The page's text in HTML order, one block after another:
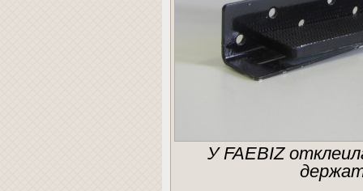
У FAEBIZ